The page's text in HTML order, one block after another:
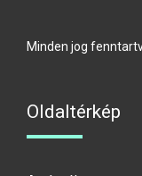
Minden jog
Oldaltérkép